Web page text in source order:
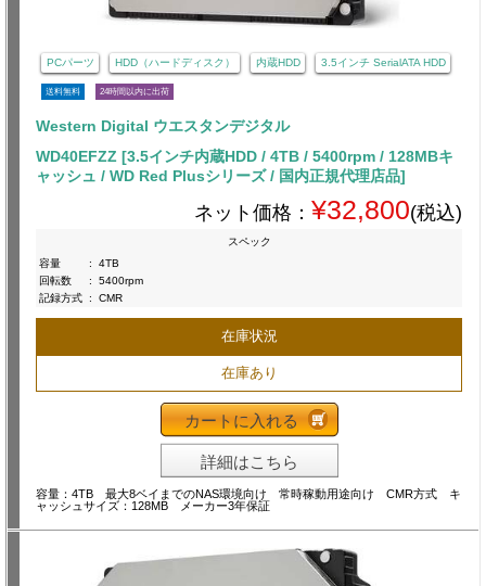
PCパーツ HDD（ハードディスク） 内蔵HDD 3.5インチ SerialATA HDD
送料無料 24時間以内に出荷
Western Digital ウエスタンデジタル
WD40EFZZ [3.5インチ内蔵HDD / 4TB / 5400rpm / 128MBキ
ャッシュ / WD Red Plusシリーズ / 国内正規代理店品]
ネット価格： ¥32,800(税込)
スペック
容量
:
4TB
回転数
:
5400rpm
記録方式 : CMR
在庫状況
在庫あり
カートに入れる
詳細はこちら
容量：4TB 最大8ベイまでのNAS環境向け 常時稼動用途向け CMR方式 キ
ャッシュサイズ：128MB メーカー3年保証